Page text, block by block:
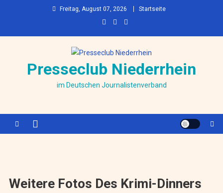
Freitag, August 07, 2026 Startseite
Presseclub Niederrhein
im Deutschen Journalistenverband
Weitere Fotos Des Krimi-Dinners